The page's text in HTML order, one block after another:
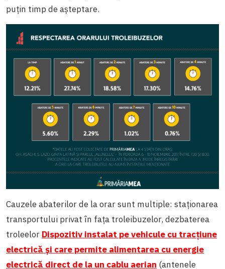
puțin timp de așteptare.
Cauzele abaterilor de la orar sunt multiple: staționarea
transportului privat în fața troleibuzelor, dezbaterea
troleelor Dispozitiv instalat pe vehicule cu tracțiune
electrică și care permite alimentarea cu energie
electrică direct de la un cablu aerian (antenele